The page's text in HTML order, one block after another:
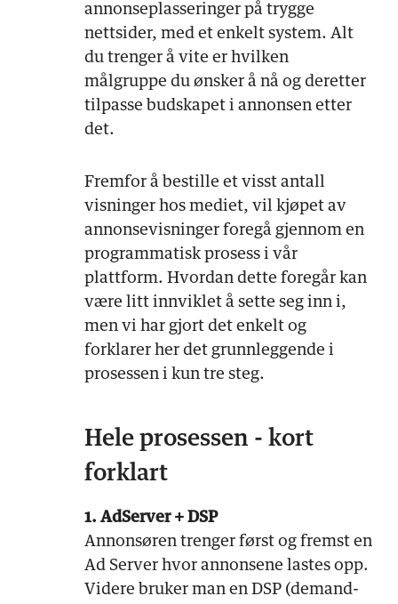
annonseplasseringer på trygge
nettsider, med et enkelt system. Alt
du trenger å vite er hvilken
målgruppe du ønsker å nå og deretter
tilpasse budskapet i annonsen etter
det.
Fremfor å bestille et visst antall
visninger hos mediet, vil kjøpet av
annonsevisninger foregå gjennom en
programmatisk prosess i vår
plattform. Hvordan dette foregår kan
være litt innviklet å sette seg inn i,
men vi har gjort det enkelt og
forklarer her det grunnleggende i
prosessen i kun tre steg.
Hele prosessen - kort
forklart
1. AdServer + DSP
Annonsøren trenger først og fremst en
Ad Server hvor annonsene lastes opp.
Videre bruker man en DSP (demand-